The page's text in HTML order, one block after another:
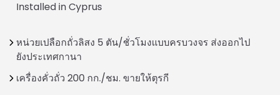
Installed in Cyprus
หน่วยเปลือกถั่วลิสง 5 ตัน/ชั่วโมงแบบครบวงจร ส่งออกไป
ยังประเทศกานา
เครื่องคั่วถั่ว 200 กก./ชม. ขายให้ตุรกี
Urdu
Italian